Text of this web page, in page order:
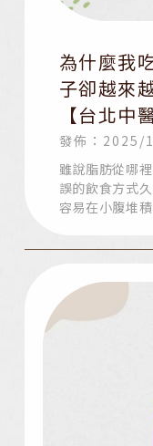
為什麼我
子卻越來
【台北中
發佈：2025/
雖說脂肪從哪
誤的飲食方式
容易在小腹堆